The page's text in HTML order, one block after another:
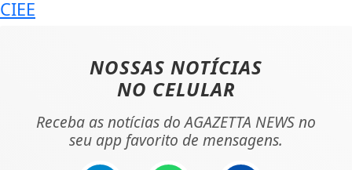
CIEE
NOSSAS NOTÍCIAS
NO CELULAR
Receba as notícias do AGAZETTA NEWS no
seu app favorito de mensagens.